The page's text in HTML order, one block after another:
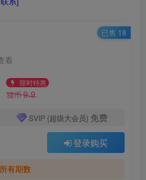
看
限时特惠
猫币9.9
SVIP (超级大会员) 免费
登录购买
所有期数
已售 18